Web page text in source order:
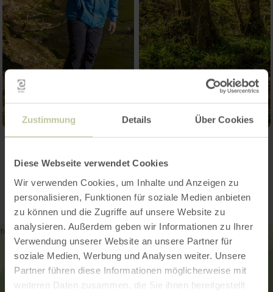
Zustimmung Details Über Cookies
Diese Webseite verwendet Cookies
Wir verwenden Cookies, um Inhalte und Anzeigen zu
personalisieren, Funktionen für soziale Medien anbieten
zu können und die Zugriffe auf unsere Website zu
analysieren. Außerdem geben wir Informationen zu Ihrer
Verwendung unserer Website an unsere Partner für
soziale Medien, Werbung und Analysen weiter. Unsere
Partner führen diese Informationen möglicherweise mit
weiteren Daten zusammen, die Sie ihnen bereitgestellt
Kontakt